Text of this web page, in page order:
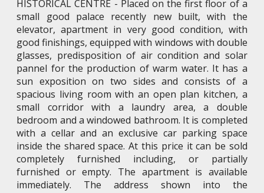
HISTORICAL CENTRE - Placed on the first floor of a
small good palace recently new built, with the
elevator, apartment in very good condition, with
good finishings, equipped with windows with double
glasses, predisposition of air condition and solar
pannel for the production of warm water. It has a
sun exposition on two sides and consists of a
spacious living room with an open plan kitchen, a
small corridor with a laundry area, a double
bedroom and a windowed bathroom. It is completed
with a cellar and an exclusive car parking space
inside the shared space. At this price it can be sold
completely furnished including, or partially
furnished or empty. The apartment is available
immediately. The address shown into the